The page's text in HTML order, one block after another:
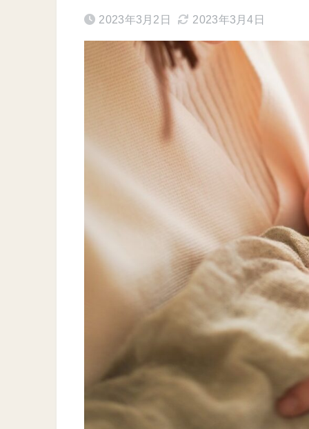
2023年3月2日 2023年3月4日